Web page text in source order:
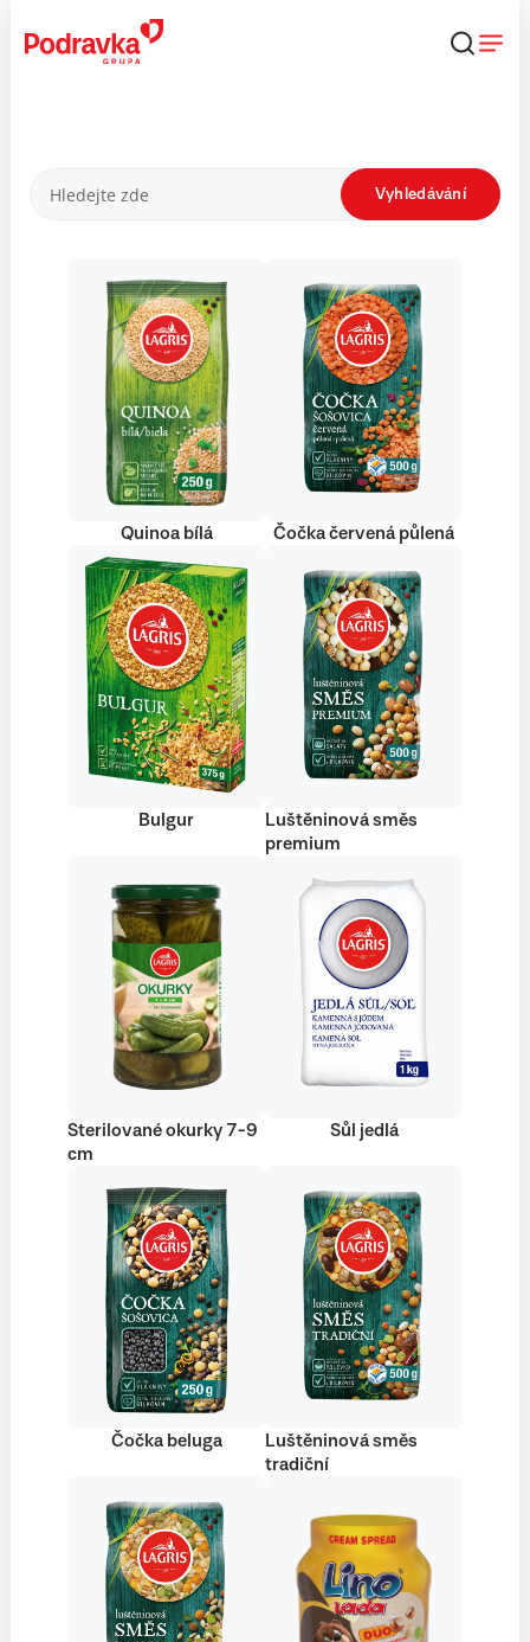
obsahu
Produkty Vyhledávání
Quinoa bílá Čočka červená půlená
Bulgur
Luštěninová směs
premium
Sterilované okurky 7-9
cm
Sůl jedlá
Čočka beluga
Luštěninová směs
tradiční